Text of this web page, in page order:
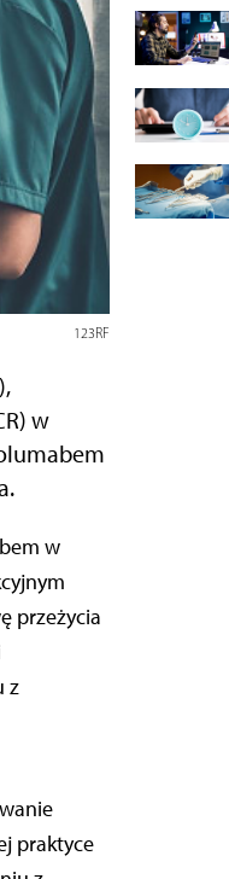
123RF
w
przeżycia
z
praktyce